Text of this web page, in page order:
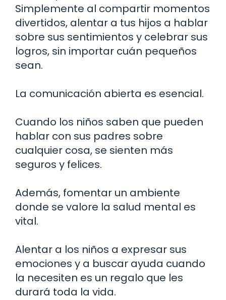
Simplemente al compartir momentos
divertidos, alentar a tus hijos a hablar
sobre sus sentimientos y celebrar sus
logros, sin importar cuán pequeños
sean.
La comunicación abierta es esencial.
Cuando los niños saben que pueden
hablar con sus padres sobre
cualquier cosa, se sienten más
seguros y felices.
Además, fomentar un ambiente
donde se valore la salud mental es
vital.
Alentar a los niños a expresar sus
emociones y a buscar ayuda cuando
la necesiten es un regalo que les
durará toda la vida.